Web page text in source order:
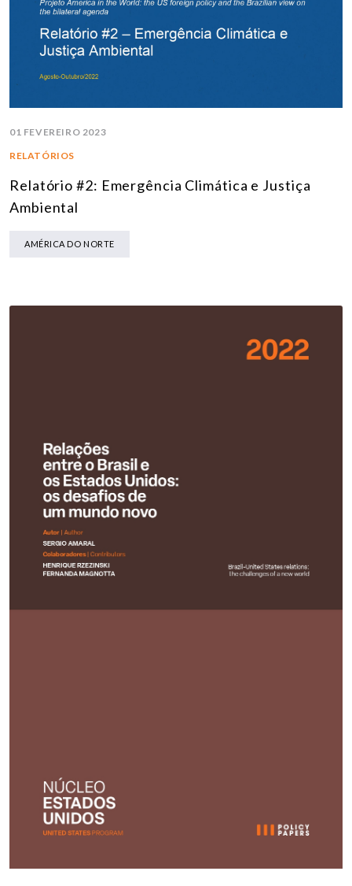
01 FEVEREIRO 2023
RELATÓRIOS
Relatório #2: Emergência Climática e Justiça
Ambiental
AMÉRICA DO NORTE